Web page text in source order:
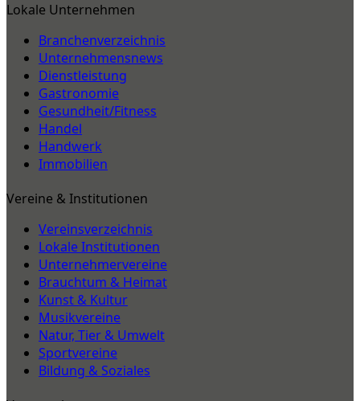
Lokale Unternehmen
Branchenverzeichnis
Unternehmensnews
Dienstleistung
Gastronomie
Gesundheit/Fitness
Handel
Handwerk
Immobilien
Vereine & Institutionen
Vereinsverzeichnis
Lokale Institutionen
Unternehmervereine
Brauchtum & Heimat
Kunst & Kultur
Musikvereine
Natur, Tier & Umwelt
Sportvereine
Bildung & Soziales